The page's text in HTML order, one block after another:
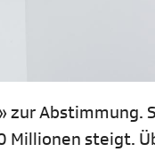
Abstimmung.
Millionen steigt.